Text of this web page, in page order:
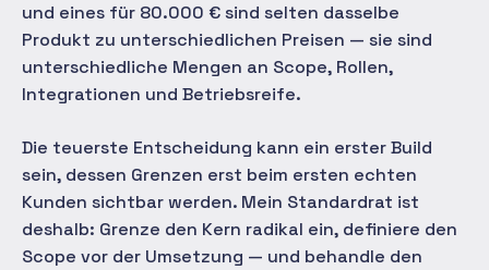
und eines für 80.000 € sind selten dasselbe
Produkt zu unterschiedlichen Preisen — sie sind
unterschiedliche Mengen an Scope, Rollen,
Integrationen und Betriebsreife.
Die teuerste Entscheidung kann ein erster Build
sein, dessen Grenzen erst beim ersten echten
Kunden sichtbar werden. Mein Standardrat ist
deshalb: Grenze den Kern radikal ein, definiere den
Scope vor der Umsetzung — und behandle den